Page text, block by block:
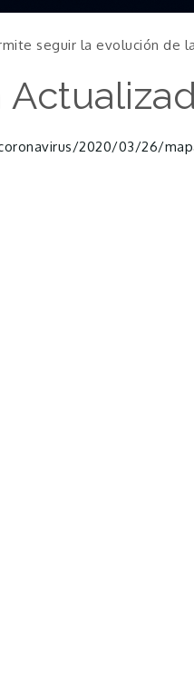
seguir la evolución de
2020/03/26/